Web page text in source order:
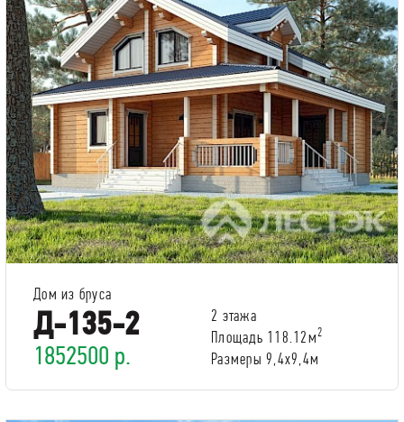
Дом из бруса
Д-135-2
1852500 р.
2 этажа
Площадь 118.12м2
Размеры 9,4x9,4м